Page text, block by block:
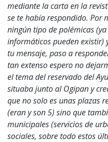
mediante la carta en la
se te había respondido. Por
ningún tipo de polémicas
informáticos pueden existir)
tu mensaje, paso a
tan extenso espero no
el tema del reservado del
situaba junto al Ogipan y
que no solo es unas plazas
(eran y son 5) sino que
municipales (servicios de
sociales, sobre todo estos